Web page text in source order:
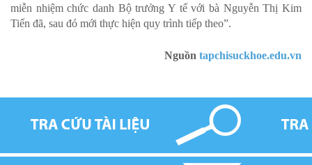
miễn nhiệm chức danh Bộ trưởng Y tế với bà Nguyễn Thị Kim
Tiến đã, sau đó mới thực hiện quy trình tiếp theo”.
Nguồn tapchisuckhoe.edu.vn